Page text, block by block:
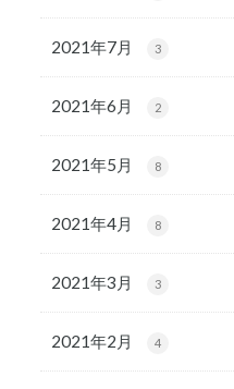
2021年7月 3
2021年6月 2
2021年5月 8
2021年4月 8
2021年3月 3
2021年2月 4